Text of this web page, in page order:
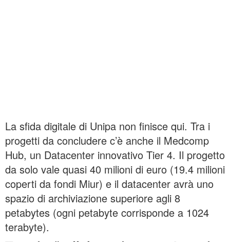
La sfida digitale di Unipa non finisce qui. Tra i
progetti da concludere c’è anche il Medcomp
Hub, un Datacenter innovativo Tier 4. Il progetto
da solo vale quasi 40 milioni di euro (19.4 milioni
coperti da fondi Miur) e il datacenter avrà uno
spazio di archiviazione superiore agli 8
petabytes (ogni petabyte corrisponde a 1024
terabyte).